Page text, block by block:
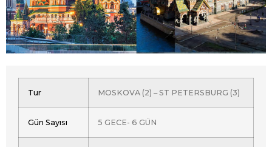
Tur MOSKOVA (2) – ST PETERSBURG (3)
Gün Sayısı 5 GECE- 6 GÜN